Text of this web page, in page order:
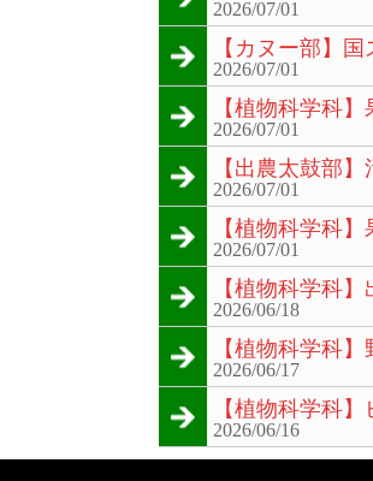
2026/07/01
【カヌー部】
2026/07/01
【植物科学科
2026/07/01
【出農太鼓部
2026/07/01
【植物科学科
2026/07/01
【植物科学科
2026/06/18
【植物科学科
2026/06/17
【植物科学科
2026/06/16